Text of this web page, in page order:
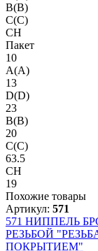
B(B)
C(C)
CH
Пакет
10
A(A)
13
D(D)
23
B(B)
20
C(C)
63.5
CH
19
Похожие товары
Артикул: 571
571 НИППЕЛЬ
РЕЗЬБОЙ
ПОКРЫТИЕМ"